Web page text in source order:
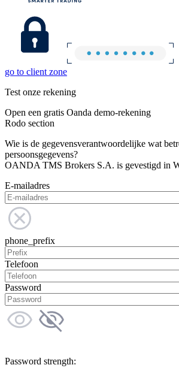
go to client zone
Test onze rekening
Open een gratis Oanda demo-rekening
Rodo section
Wie is de gegevensverantwoordelijke wat
persoonsgegevens?
OANDA TMS Brokers S.A. is gevestigd in
E-mailadres
phone_prefix
Telefoon
Password
Password strength: